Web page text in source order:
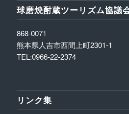
球磨焼酎蔵ツーリズム協議
868-0071
熊本県人吉市西間上町2301-1
TEL:0966-22-2374
リンク集